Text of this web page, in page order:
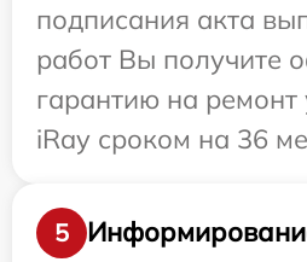
подписания акта
работ Вы получите
гарантию на ремонт
iRay сроком на 36
5